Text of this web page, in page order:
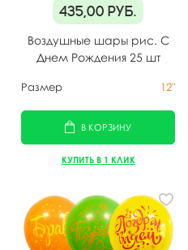
435,00 руб.
Воздушные шары рис. С
Днем Рождения 25 шт
Размер 12"
В КОРЗИНУ
КУПИТЬ В 1 КЛИК